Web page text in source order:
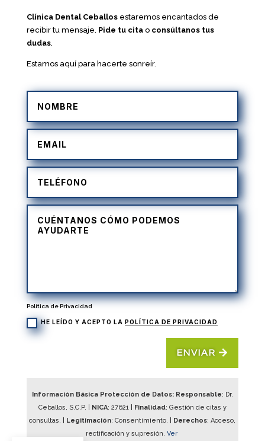
Clínica Dental Ceballosestaremos encantados de
recibir tu mensaje. Pide tu citao consúltanos tus
dudas.
Estamos aquí para hacerte sonreír.
Política de Privacidad
HE LEÍDO Y ACEPTO LA POLÍTICA DE PRIVACIDAD
ENVIAR
Información Básica Protección de Datos: Responsable: Dr.
Ceballos, S.C.P. |
NICA: 27621| Finalidad: Gestión de citas y
consultas. |
Legitimación: Consentimiento. | Derechos: Acceso,
rectificación y supresión. Ver